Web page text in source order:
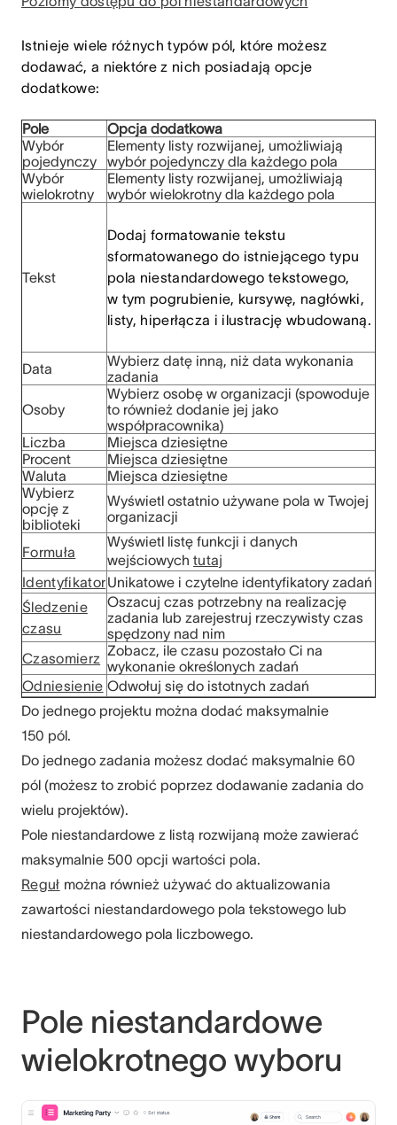
Istnieje wiele różnych typów pól, które możesz
dodawać, a niektóre z nich posiadają opcje
dodatkowe:
Pole Opcja dodatkowa
Wybór
pojedynczy
Elementy listy rozwijanej, umożliwiają
wybór pojedynczy dla każdego pola
Wybór
wielokrotny
Elementy listy rozwijanej, umożliwiają
wybór wielokrotny dla każdego pola
Tekst
Dodaj formatowanie tekstu
sformatowanego do istniejącego typu
pola niestandardowego tekstowego,
w tym pogrubienie, kursywę, nagłówki,
listy, hiperłącza i ilustrację wbudowaną.
Data
Wybierz datę inną, niż data wykonania
zadania
Osoby
Wybierz osobę w organizacji (spowoduje
to również dodanie jej jako
współpracownika)
Liczba
Miejsca dziesiętne
Procent
Miejsca dziesiętne
Waluta
Miejsca dziesiętne
Wybierz
opcję z
biblioteki
Wyświetl ostatnio używane pola w Twojej
organizacji
Formuła
Wyświetl listę funkcji i danych
wejściowych tutaj
IdentyfikatorUnikatowe i czytelne identyfikatory zadań
Śledzenie
czasu
Oszacuj czas potrzebny na realizację
zadania lub zarejestruj rzeczywisty czas
spędzony nad nim
Czasomierz Zobacz, ile czasu pozostało Ci na
wykonanie określonych zadań
Odniesienie Odwołuj się do istotnych zadań
Do jednego projektu można dodać maksymalnie
150 pól.
Do jednego zadania możesz dodać maksymalnie 60
pól (możesz to zrobić poprzez dodawanie zadania do
wielu projektów).
Pole niestandardowe z listą rozwijaną może zawierać
maksymalnie 500 opcji wartości pola.
Reguł można również używać do aktualizowania
zawartości niestandardowego pola tekstowego lub
niestandardowego pola liczbowego.
Pole niestandardowe
wielokrotnego wyboru